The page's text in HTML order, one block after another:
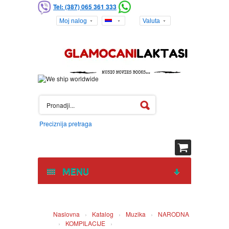
Tel: (387) 065 361 333
Moj nalog Valuta
Preciznija pretraga
MENU
DVD
Naslovna › Katalog › Muzika ›
NARODNA
›
KOMPILACIJE ›